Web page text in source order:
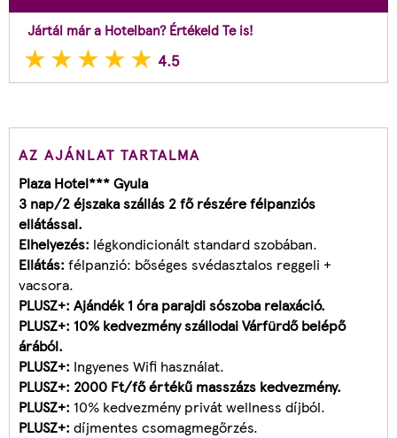
Jártál már a Hotelban? Értékeld Te is!
4.5
AZ AJÁNLAT TARTALMA
Plaza Hotel*** Gyula
3 nap/2 éjszaka szállás 2 fő részére félpanziós
ellátással.
Elhelyezés: légkondicionált standard szobában.
Ellátás: félpanzió: bőséges svédasztalos reggeli +
vacsora.
PLUSZ+: Ajándék 1 óra parajdi sószoba relaxáció.
PLUSZ+: 10% kedvezmény szállodai Várfürdő belépő
árából.
PLUSZ+: Ingyenes Wifi használat.
PLUSZ+: 2000 Ft/fő értékű masszázs kedvezmény.
PLUSZ+: 10% kedvezmény privát wellness díjból.
PLUSZ+: díjmentes csomagmegőrzés.